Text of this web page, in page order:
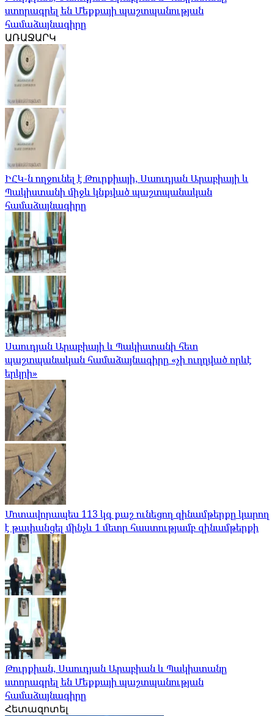
ստորագրել են Մեքքայի պաշտպանության
համաձայնագիրը
ԱՌԱՋԱՐԿ
ԻՀԿ-ն ողջունել է Թուրքիայի, Սաուդյան Արաբիայի և
Պակիստանի միջև կնքված պաշտպանական
համաձայնագիրը
Սաուդյան Արաբիայի և Պակիստանի հետ
պաշտպանական համաձայնագիրը «չի ուղղված որևէ
երկրի»
Մոտավորապես 113 կգ քաշ ունեցող զինամթերքը կարող
է թափանցել մինչև 1 մետր հաստությամբ զինամթերքի
Թուրքիան, Սաուդյան Արաբիան և Պակիստանը
ստորագրել են Մեքքայի պաշտպանության
համաձայնագիրը
Հետազոտել